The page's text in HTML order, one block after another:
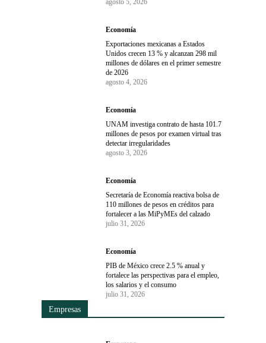
Economía
Exportaciones mexicanas a Estados
Unidos crecen 13 % y alcanzan 298 mil
millones de dólares en el primer semestre
de 2026
agosto 4, 2026
Economía
UNAM investiga contrato de hasta 101.7
millones de pesos por examen virtual tras
detectar irregularidades
agosto 3, 2026
Economía
Secretaría de Economía reactiva bolsa de
110 millones de pesos en créditos para
fortalecer a las MiPyMEs del calzado
julio 31, 2026
Economía
PIB de México crece 2.5 % anual y
fortalece las perspectivas para el empleo,
los salarios y el consumo
julio 31, 2026
Empresas